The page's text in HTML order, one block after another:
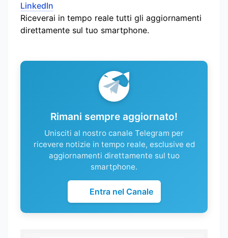
LinkedIn
Riceverai in tempo reale tutti gli aggiornamenti
direttamente sul tuo smartphone.
Rimani sempre aggiornato!
Unisciti al nostro canale Telegram per
ricevere notizie in tempo reale, esclusive ed
aggiornamenti direttamente sul tuo
smartphone.
Entra nel Canale